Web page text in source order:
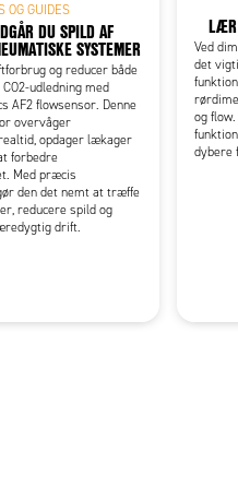
OG GUIDES
DU SPILD AF
SYSTEMER
og reducer både
udledning med
AF2 flowsensor. Denne
overvåger
opdager lækager
forbedre
Med præcis
den det nemt at træffe
reducere spild og
drift.
LÆR
Ved
det
og
dybere